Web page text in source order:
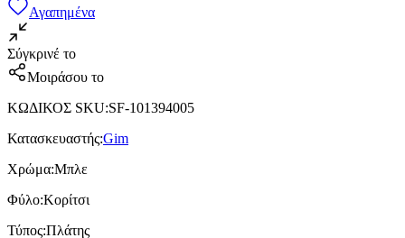
Αγαπημένα
Σύγκρινέ το
Μοιράσου το
ΚΩΔΙΚΟΣ SKU:SF-101394005
Κατασκευαστής:Gim
Χρώμα:Μπλε
Φύλο:Κορίτσι
Τύπος:Πλάτης